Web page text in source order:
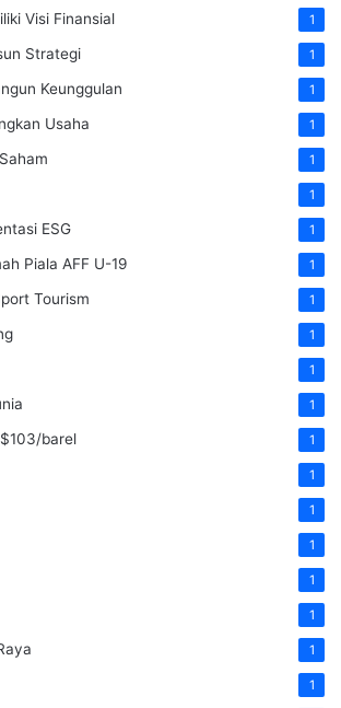
Visi Finansial 1
Strategi 1
Keunggulan 1
Usaha 1
1
1
ESG 1
Piala AFF U-19 1
Tourism 1
1
1
1
barel 1
1
1
1
1
1
1
1